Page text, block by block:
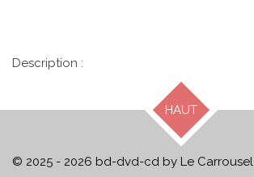
Description :
HAUT
© 2025 - 2026 bd-dvd-cd by Le